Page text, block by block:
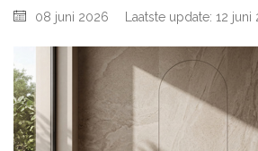
08 juni 2026 Laatste update: 12 juni